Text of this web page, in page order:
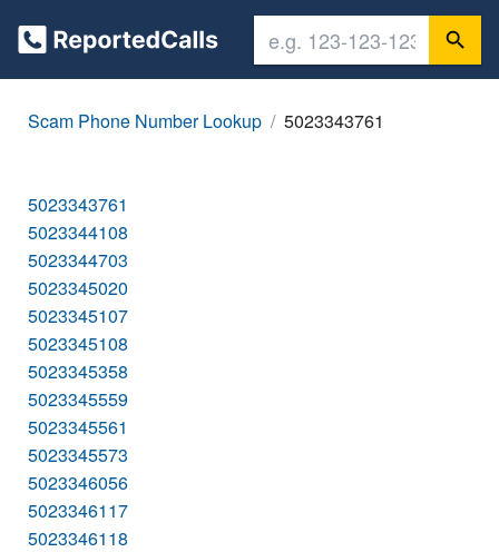
Scam Phone Number Lookup 5023343761
5023343761
5023344108
5023344703
5023345020
5023345107
5023345108
5023345358
5023345559
5023345561
5023345573
5023346056
5023346117
5023346118